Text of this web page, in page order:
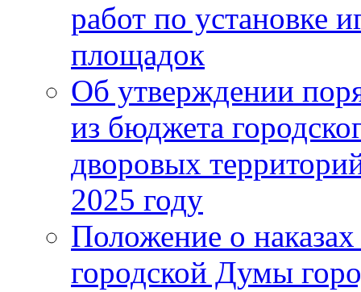
работ по установке
площадок
Об утверждении
из бюджета
дворовых
2025 году
Положение о
городской Думы